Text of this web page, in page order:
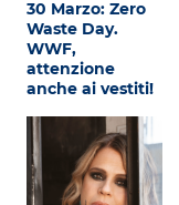
30 Marzo: Zero
Waste Day.
WWF,
attenzione
anche ai vestiti!